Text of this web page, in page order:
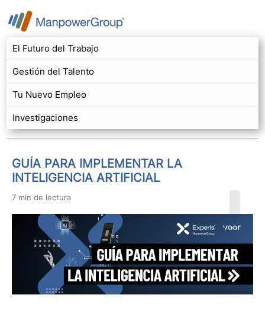
El Futuro del Trabajo
Gestión del Talento
Tu Nuevo Empleo
Investigaciones
GUÍA PARA IMPLEMENTAR LA
INTELIGENCIA ARTIFICIAL
7 min de lectura